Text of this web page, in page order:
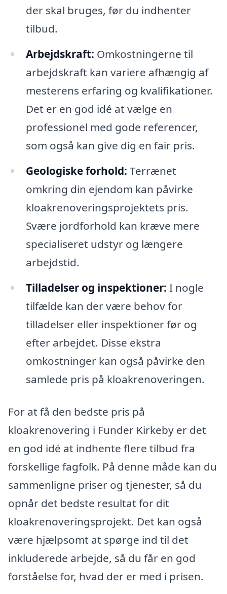
der skal bruges, før du indhenter
tilbud.
Arbejdskraft: Omkostningerne til
arbejdskraft kan variere afhængig af
mesterens erfaring og kvalifikationer.
Det er en god idé at vælge en
professionel med gode referencer,
som også kan give dig en fair pris.
Geologiske forhold: Terrænet
omkring din ejendom kan påvirke
kloakrenoveringsprojektets pris.
Svære jordforhold kan kræve mere
specialiseret udstyr og længere
arbejdstid.
Tilladelser og inspektioner: I nogle
tilfælde kan der være behov for
tilladelser eller inspektioner før og
efter arbejdet. Disse ekstra
omkostninger kan også påvirke den
samlede pris på kloakrenoveringen.
For at få den bedste pris på
kloakrenovering i Funder Kirkeby er det
en god idé at indhente flere tilbud fra
forskellige fagfolk. På denne måde kan du
sammenligne priser og tjenester, så du
opnår det bedste resultat for dit
kloakrenoveringsprojekt. Det kan også
være hjælpsomt at spørge ind til det
inkluderede arbejde, så du får en god
forståelse for, hvad der er med i prisen.